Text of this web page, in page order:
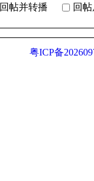
回帖并转播 回
粤ICP备